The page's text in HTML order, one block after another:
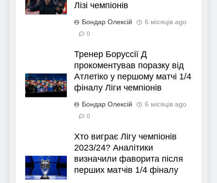
Лізі чемпіонів
Бондар Олексій 6 місяців ago
0
Тренер Боруссії Д
прокоментував поразку від
Атлетіко у першому матчі 1/4
фіналу Ліги чемпіонів
Бондар Олексій 6 місяців ago
0
Хто виграє Лігу чемпіонів
2023/24? Аналітики
визначили фаворита після
перших матчів 1/4 фіналу